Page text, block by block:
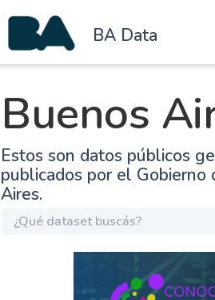
BA Data
Buenos
Estos son datos públicos
publicados por el Gobierno
Aires.